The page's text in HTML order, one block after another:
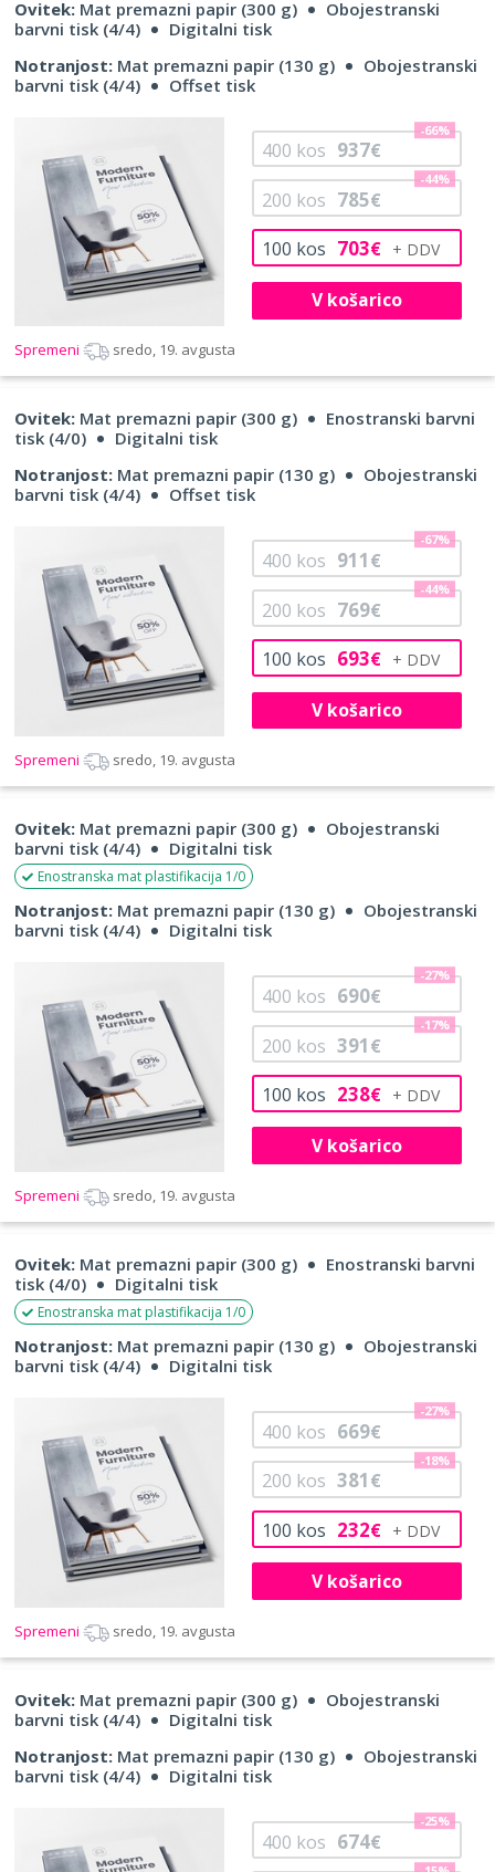
Ovitek: Mat premazni papir (300 g)
Obojestranski
barvni tisk (4/4)
Digitalni tisk
Notranjost: Mat premazni papir (130 g)
Obojestranski
barvni tisk (4/4)
Offset tisk
100 kos 703€
200 kos 785€
-44%
400 kos 937€
-66%
V košarico
Spremeni sredo, 19. avgusta
Ovitek: Mat premazni papir (300 g)
Enostranski barvni
tisk (4/0)
Digitalni tisk
Notranjost: Mat premazni papir (130 g)
Obojestranski
barvni tisk (4/4)
Offset tisk
100 kos 693€
200 kos 769€
-44%
400 kos 911€
-67%
V košarico
Spremeni sredo, 19. avgusta
Ovitek: Mat premazni papir (300 g)
Obojestranski
barvni tisk (4/4)
Digitalni tisk
Enostranska mat plastifikacija 1/0
Notranjost: Mat premazni papir (130 g)
Obojestranski
barvni tisk (4/4)
Digitalni tisk
100 kos 238€
200 kos 391€
-17%
400 kos 690€
-27%
V košarico
Spremeni sredo, 19. avgusta
Ovitek: Mat premazni papir (300 g)
Enostranski barvni
tisk (4/0)
Digitalni tisk
Enostranska mat plastifikacija 1/0
Notranjost: Mat premazni papir (130 g)
Obojestranski
barvni tisk (4/4)
Digitalni tisk
100 kos 232€
200 kos 381€
-18%
400 kos 669€
-27%
V košarico
Spremeni sredo, 19. avgusta
Ovitek: Mat premazni papir (300 g)
Obojestranski
barvni tisk (4/4)
Digitalni tisk
Notranjost: Mat premazni papir (130 g)
Obojestranski
barvni tisk (4/4)
Digitalni tisk
400 kos 674€
-25%